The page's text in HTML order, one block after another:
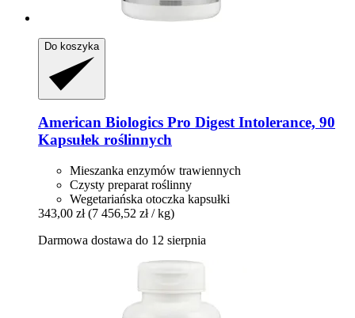
Do koszyka
American Biologics Pro Digest Intolerance, 90
Kapsułek roślinnych
Mieszanka enzymów trawiennych
Czysty preparat roślinny
Wegetariańska otoczka kapsułki
343,00 zł (7 456,52 zł / kg)
Darmowa dostawa do 12 sierpnia